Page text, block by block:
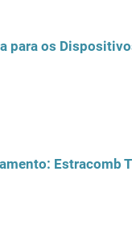
para os
Estracomb